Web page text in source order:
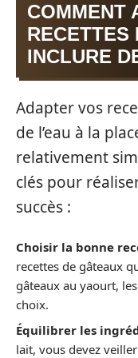
COMMENT
RECETTES
INCLURE
Adapter vos
de l’eau à la
relativement
clés pour
succès :
Choisir la bonne
recettes de gâteaux
gâteaux au yaourt,
choix.
Équilibrer les
lait, vous devez